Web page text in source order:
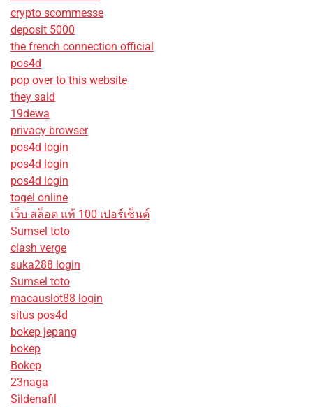
crypto scommesse
deposit 5000
the french connection official
pos4d
pop over to this website
they said
19dewa
privacy browser
pos4d login
pos4d login
pos4d login
togel online
เว็บ สล็อต แท้ 100 เปอร์เซ็นต์
Sumsel toto
clash verge
suka288 login
Sumsel toto
macauslot88 login
situs pos4d
bokep jepang
bokep
Bokep
23naga
Sildenafil